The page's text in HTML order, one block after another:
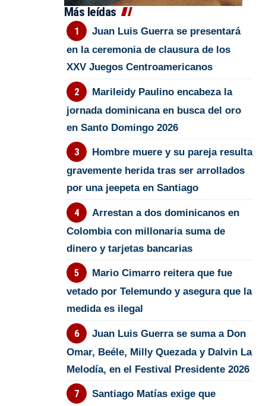
Más leídas
Juan Luis Guerra se presentará
en la ceremonia de clausura de los
XXV Juegos Centroamericanos
Marileidy Paulino encabeza la
jornada dominicana en busca del oro
en Santo Domingo 2026
Hombre muere y su pareja resulta
gravemente herida tras ser arrollados
por una jeepeta en Santiago
Arrestan a dos dominicanos en
Colombia con millonaria suma de
dinero y tarjetas bancarias
Mario Cimarro reitera que fue
vetado por Telemundo y asegura que la
medida es ilegal
Juan Luis Guerra se suma a Don
Omar, Beéle, Milly Quezada y Dalvin La
Melodía, en el Festival Presidente 2026
Santiago Matías exige que